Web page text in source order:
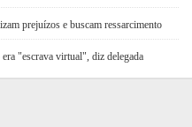
prejuízos e buscam ressarcimento
"escrava virtual", diz delegada